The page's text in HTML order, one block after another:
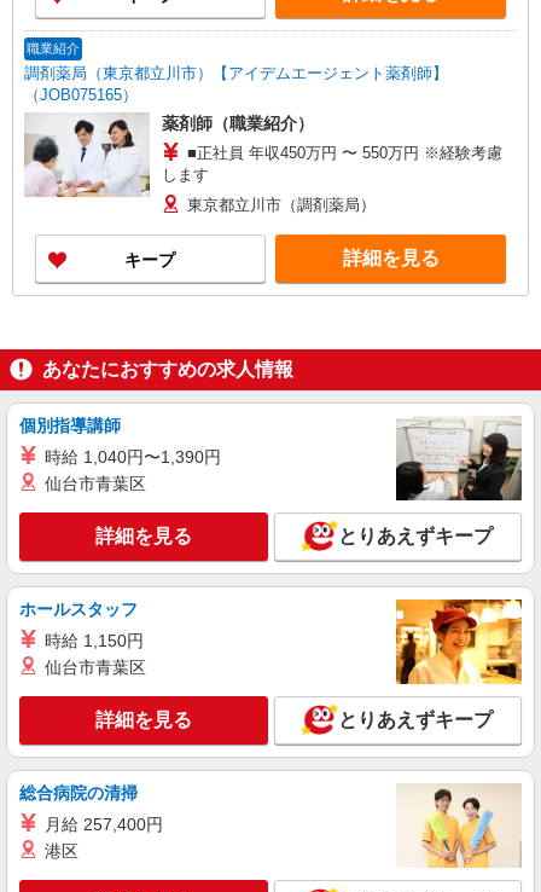
50,000円。パートは勤務時間に応じて支給) ※薬剤
職業紹介
調剤薬局（東京都立川市）【アイデムエージェント薬剤師】
（JOB075165）
薬剤師（職業紹介）
■正社員 年収450万円 〜 550万円 ※経験考慮
します
東京都立川市（調剤薬局）
キープ 詳細を見る
あなたにおすすめの求人情報
個別指導講師
時給 1,040円〜1,390円
仙台市青葉区
詳細を見る とりあえずキープ
ホールスタッフ
時給 1,150円
仙台市青葉区
詳細を見る とりあえずキープ
総合病院の清掃
月給 257,400円
港区